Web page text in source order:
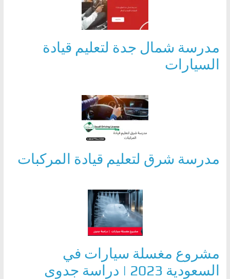
مدرسة شمال جدة لتعليم قيادة
السيارات
مدرسة شرق لتعليم قيادة المركبات
مشروع مغسلة سيارات في
السعودية 2023 | دراسة جدوى